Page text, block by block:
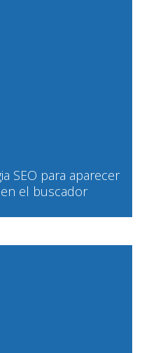
SEO para aparecer
el buscador